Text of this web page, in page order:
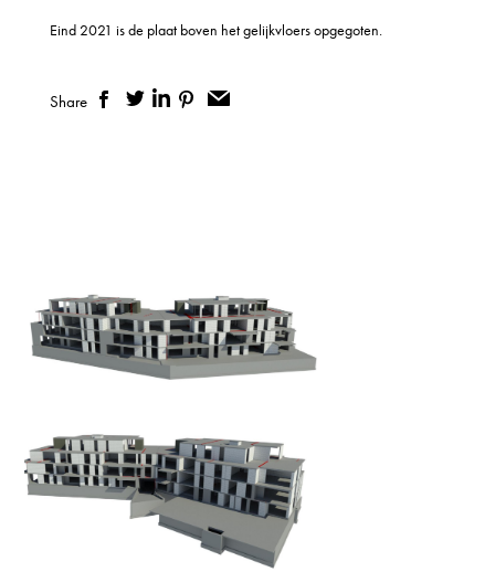
Eind 2021 is de plaat boven het gelijkvloers opgegoten.
Share